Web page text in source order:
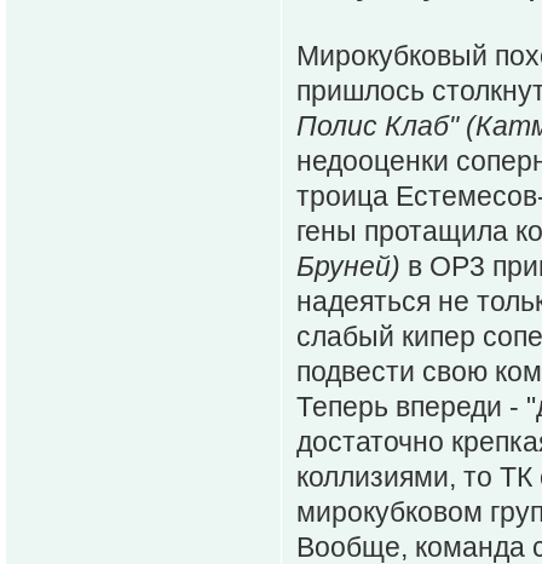
Мирокубковый
пришлось
Полис Клаб"
недооценки
троица
гены протащила
Бруней) в ОР3
надеяться не
слабый кипер
подвести свою
Теперь впереди -
достаточно
коллизиями, то
мирокубковом
Вообще, команда